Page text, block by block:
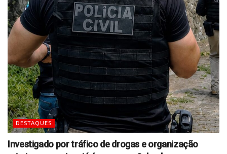
DESTAQUES
Investigado por tráfico de drogas e organização